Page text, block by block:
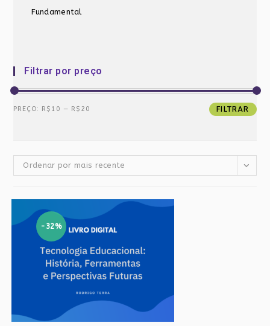
Fundamental
Filtrar por preço
Preço
Preço
FILTRAR
PREÇO: R$10 — R$20
Ordenar por mais recente
-32%